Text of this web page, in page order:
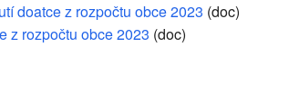
doatce z rozpočtu obce 2023 (doc)
z rozpočtu obce 2023 (doc)